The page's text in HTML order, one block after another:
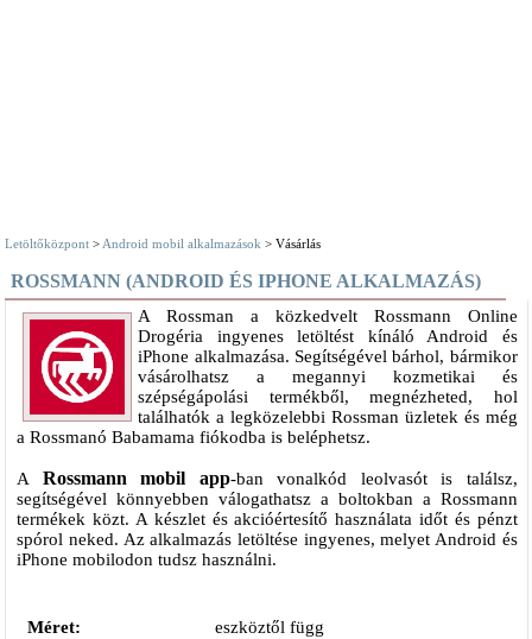
Letöltőközpont > Android mobil alkalmazások > Vásárlás
ROSSMANN (ANDROID ÉS IPHONE ALKALMAZÁS)
A Rossman a közkedvelt Rossmann Online
Drogéria ingyenes letöltést kínáló Android és
iPhone alkalmazása. Segítségével bárhol, bármikor
vásárolhatsz a megannyi kozmetikai és
szépségápolási termékből, megnézheted, hol
találhatók a legközelebbi Rossman üzletek és még
a Rossmanó Babamama fiókodba is beléphetsz.
A Rossmann mobil app-ban vonalkód leolvasót is találsz,
segítségével könnyebben válogathatsz a boltokban a Rossmann
termékek közt. A készlet és akcióértesítő használata időt és pénzt
spórol neked. Az alkalmazás letöltése ingyenes, melyet Android és
iPhone mobilodon tudsz használni.
Méret:
eszköztől függ